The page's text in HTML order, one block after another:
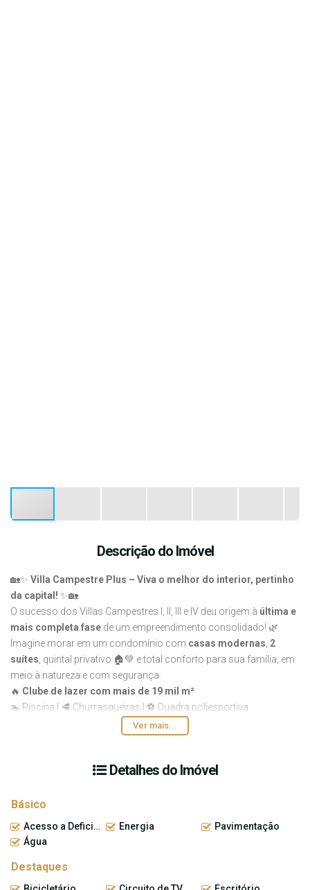
Descrição do Imóvel
🏡✨ Villa Campestre Plus – Viva o melhor do interior, pertinho
da capital! ✨🏡
O sucesso dos Villas Campestres I, II, III e IV deu origem à última e
mais completa fase de um empreendimento consolidado! 🌿
Imagine morar em um condomínio com casas modernas 2
suítes , quintal privativo 🏠💚 e total conforto para sua família, em
meio à natureza e com segurança.
🔥 Clube de lazer com mais de 19 mil m²
🏊 Piscina | 🥩 Churrasqueiras | ⚽ Quadra poliesportiva
🌳 Área verde | 🌱 Horta e pomar | 🐶 Pet place | 🛝 Playground
Localização estratégica em Vargem Grande Paulista
É qualidade de vida, ar puro, tranquilidade e praticidade em um só
💚
O cenário perfeito para começar uma nova etapa com quem
você ama!
📲 Entre em contato e garanta sua unidade!
Ver mais...
Detalhes do Imóvel
Básico
Acesso a Deficientes Energia
Pavimentação
Água
Destaques